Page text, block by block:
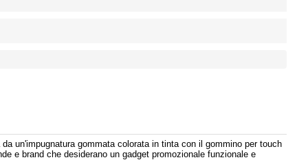
un'impugnatura gommata colorata in tinta con il gommino per touch
e brand che desiderano un gadget promozionale funzionale e